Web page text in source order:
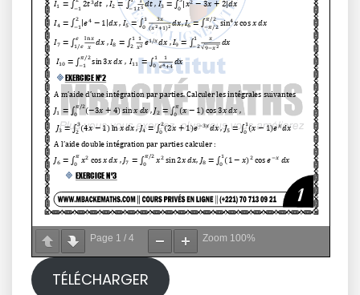
Page 1 / 4 Zoom 100%
TÉLÉCHARGER